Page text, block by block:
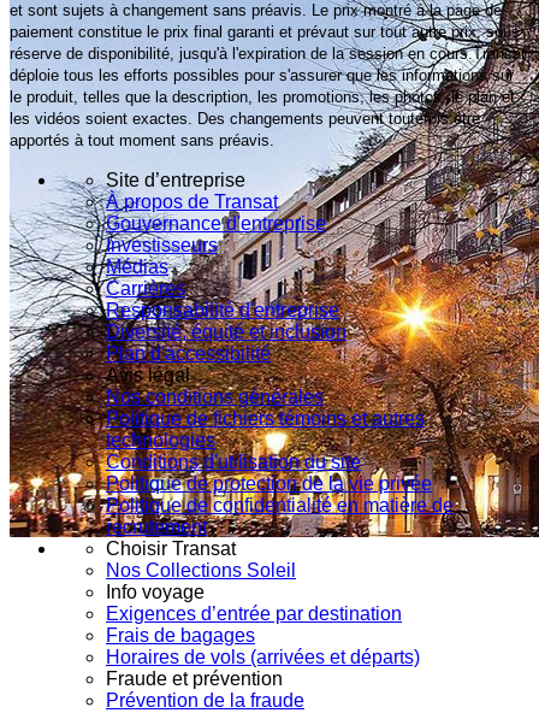
et sont sujets à changement sans préavis. Le prix montré à la page de
paiement constitue le prix final garanti et prévaut sur tout autre prix, sous
réserve de disponibilité, jusqu'à l'expiration de la session en cours.Transat
déploie tous les efforts possibles pour s'assurer que les informations sur
le produit, telles que la description, les promotions, les photos, le plan et
les vidéos soient exactes. Des changements peuvent toutefois être
apportés à tout moment sans préavis.
Site d’entreprise
À propos de Transat
Gouvernance d'entreprise
Investisseurs
Médias
Carrières
Responsabilité d'entreprise
Diversité, équité et inclusion
Plan d'accessibilité
Avis légal
Nos conditions générales
Politique de fichiers témoins et autres
technologies
Conditions d'utilisation du site
Politique de protection de la vie privée
Politique de confidentialité en matière de
recrutement
Choisir Transat
Nos Collections Soleil
Info voyage
Exigences d’entrée par destination
Frais de bagages
Horaires de vols (arrivées et départs)
Fraude et prévention
Prévention de la fraude